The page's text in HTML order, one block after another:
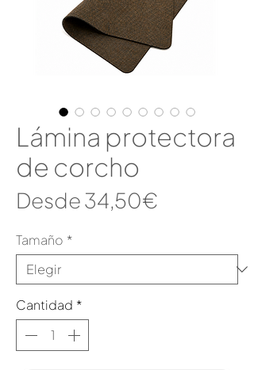
Lámina protectora
de corcho
Desde34,50€
oferta
Tamaño *
Cantidad *